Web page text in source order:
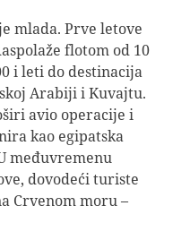
mlada. Prve letove
flotom od 10
i leti do destinacija
Arabiji i Kuvajtu.
avio operacije i
kao egipatska
međuvremenu
dovodeći turiste
Crvenom moru –